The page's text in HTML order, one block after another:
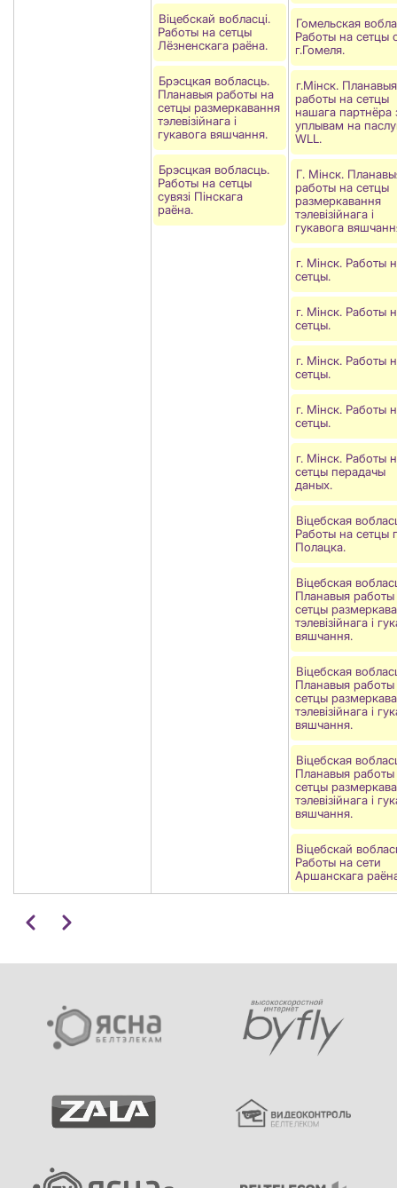
Віцебскай вобласці.
Работы на сетцы
Лёзненскага раёна.
Брэсцкая вобласць.
Планавыя работы на
сетцы размеркавання
тэлевізійнага і
гукавога вяшчання.
Брэсцкая вобласць.
Работы на сетцы
сувязі Пiнскага
раёна.
Гомельская
Работы на сетцы
г.Гомеля.
г.Мінск. Планавыя
работы на сетцы
нашага партнёра
уплывам на
WLL.
Г. Мінск.
работы на сетцы
размеркавання
тэлевізійнага і
гукавога
г. Мінск. Работы
сетцы.
г. Мінск. Работы
сетцы.
г. Мінск. Работы
сетцы.
г. Мінск. Работы
сетцы.
г. Мінск. Работы
сетцы перадачы
даных.
Віцебская
Работы на сетцы
Полацка.
Віцебская
Планавыя работы
сетцы
тэлевізійнага і
вяшчання.
Віцебская
Планавыя работы
сетцы
тэлевізійнага і
вяшчання.
Віцебская
Планавыя работы
сетцы
тэлевізійнага і
вяшчання.
Віцебскай
Работы на сети
Аршанскага
Pagination
ПапярэдніНаступны